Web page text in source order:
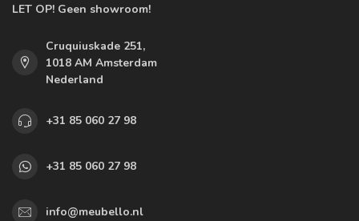
LET OP! Geen showroom!
Cruquiuskade 251,
1018 AM Amsterdam
Nederland
+31 85 060 27 98
+31 85 060 27 98
info@meubello.nl